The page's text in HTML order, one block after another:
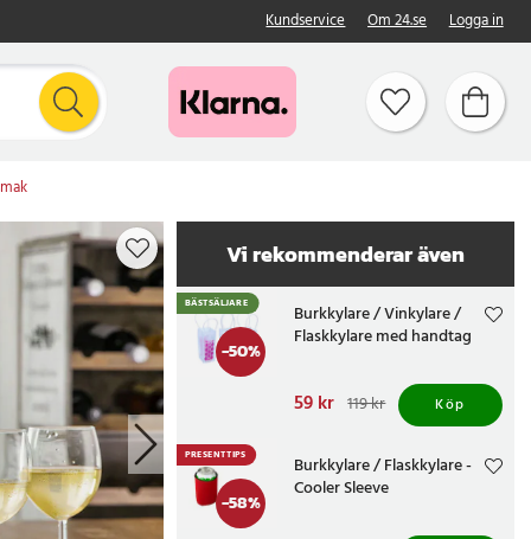
Kundservice Om 24.se Logga in
Vi rekommenderar även
-50%
BÄSTSÄLJARE
Burkkylare / Vinkylare /
Flaskkylare med handtag
Nuvarande pris
Tidigare pris 119 kr
59 kr 119 kr Köp
-58%
PRESENTTIPS
Burkkylare / Flaskkylare -
Cooler Sleeve